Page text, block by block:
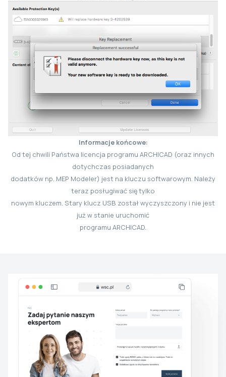
Informacje końcowe:
Od tej chwili Państwa licencja programu ARCHICAD (oraz innych
dotychczas posiadanych
dodatków np. MEP Modeler) jest na kluczu softwarowym. Należy
teraz posługiwać się tylko
nowym kluczem. Stary klucz USB został wyczyszczony i nie jest
już w stanie uruchomić
programu ARCHICAD.